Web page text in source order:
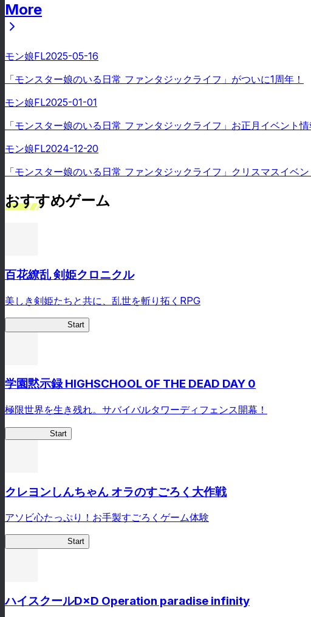
More
モン娘FL2025-05-16
「モンスター娘のいる日常 ファンタジックライフ」がついに1周年！
モン娘FL2025-01-01
「モンスター娘のいる日常 ファンタジックライフ」お正月イベント情
モン娘FL2024-12-20
「モンスター娘のいる日常 ファンタジックライフ」クリスマスイベン
おすすめゲーム
百花繚乱 剣姫クロニクル
美しき剣姫たちと共に、乱世を斬り拓くRPG
Start
学園黙示録 HIGHSCHOOL OF THE DEAD DAY 0
極限世界を生き残れ。サバイバルタワーディフェンス開幕！
Start
クレヨンしんちゃん オラのすごろく大作戦
アソビ心たっぷり！お手製すごろくゲーム体験
Start
ハイスクールD×D Operation paradise infinity